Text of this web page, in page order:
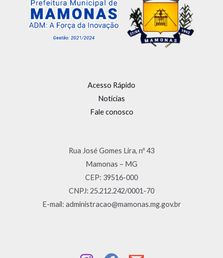
Acesso Rápido
Notícias
Fale conosco
Rua José Gomes Lira, nº 43
Mamonas – MG
CEP: 39516-000
CNPJ: 25.212.242/0001-70
E-mail: administracao@mamonas.mg.gov.br